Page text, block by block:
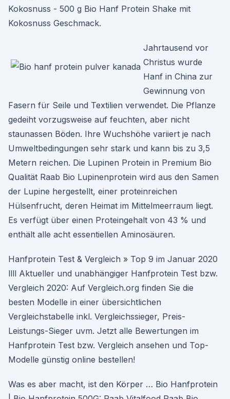
Kokosnuss - 500 g Bio Hanf Protein Shake mit
Kokosnuss Geschmack.
Jahrtausend vor
Christus wurde
Hanf in China zur
Gewinnung von
Fasern für Seile und Textilien verwendet. Die Pflanze
gedeiht vorzugsweise auf feuchten, aber nicht
staunassen Böden. Ihre Wuchshöhe variiert je nach
Umweltbedingungen sehr stark und kann bis zu 3,5
Metern reichen. Die Lupinen Protein in Premium Bio
Qualität Raab Bio Lupinenprotein wird aus den Samen
der Lupine hergestellt, einer proteinreichen
Hülsenfrucht, deren Heimat im Mittelmeerraum liegt.
Es verfügt über einen Proteingehalt von 43 % und
enthält alle acht essentiellen Aminosäuren.
Hanfprotein Test & Vergleich » Top 9 im Januar 2020
llll Aktueller und unabhängiger Hanfprotein Test bzw.
Vergleich 2020: Auf Vergleich.org finden Sie die
besten Modelle in einer übersichtlichen
Vergleichstabelle inkl. Vergleichssieger, Preis-
Leistungs-Sieger uvm. Jetzt alle Bewertungen im
Hanfprotein Test bzw. Vergleich ansehen und Top-
Modelle günstig online bestellen!
Was es aber macht, ist den Körper … Bio Hanfprotein